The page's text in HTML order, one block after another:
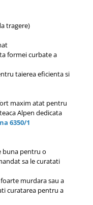
tragere)
formei curbate a
taierea eficienta si
maxim atat pentru
Alpen dedicata
6350/1
buna pentru o
sa le curatati
murdara sau a
curatarea pentru a